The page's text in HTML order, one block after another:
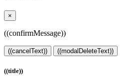
×
((confirmMessage))
((cancelText)) ((modalDeleteText))
((title))